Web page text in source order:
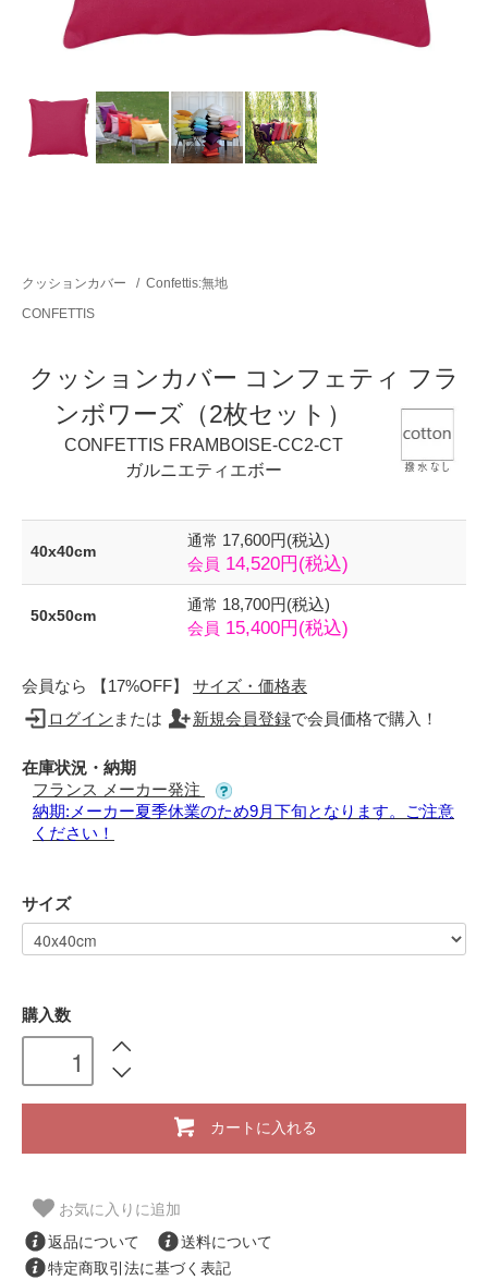
クッションカバー / Confettis:無地
CONFETTIS
クッションカバー コンフェティ フラ
ンボワーズ（2枚セット）
CONFETTIS FRAMBOISE-CC2-CT
ガルニエティエボー
40x40cm
通常 17,600円(税込)
会員 14,520円(税込)
50x50cm
通常 18,700円(税込)
会員 15,400円(税込)
会員なら 【17%OFF】 サイズ・価格表
ログイン または 新規会員登録で会員価格で購入！
在庫状況・納期
フランス メーカー発注
納期:メーカー夏季休業のため9月下旬となります。ご注意
ください！
サイズ
購入数
カートに入れる
お気に入りに追加
返品について
送料について
特定商取引法に基づく表記